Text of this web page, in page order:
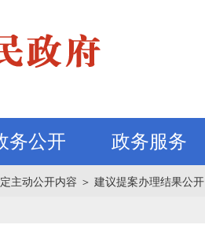
务公开 政务服务
主动公开内容 ＞ 建议提案办理结果公开